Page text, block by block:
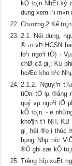
kÕ to¸n NhËt ký
dung xem l¹i m«n
Chương 2 Kế
2.1. Néi dung,
®¬n vÞ HCSN
lo¹i ngo¹i tÖ) -
chØ cã gi¸: Kú
hoÆc kho b¹c
2.1.2. Nguyªn
tiÒn tÖ lµ ®ång
quý vµ ngo¹i tÖ
kÕ to¸n. - ë
kho¶n t¹i NH,
gi¸ hèi ®o¸i thùc
hµng Nhµ n­íc
®Ó ghi sæ kÕ
Tr­êng hîp xuÊt